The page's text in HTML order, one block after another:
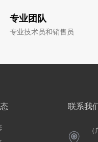
专业团队
专业技术员和销售员
联系我